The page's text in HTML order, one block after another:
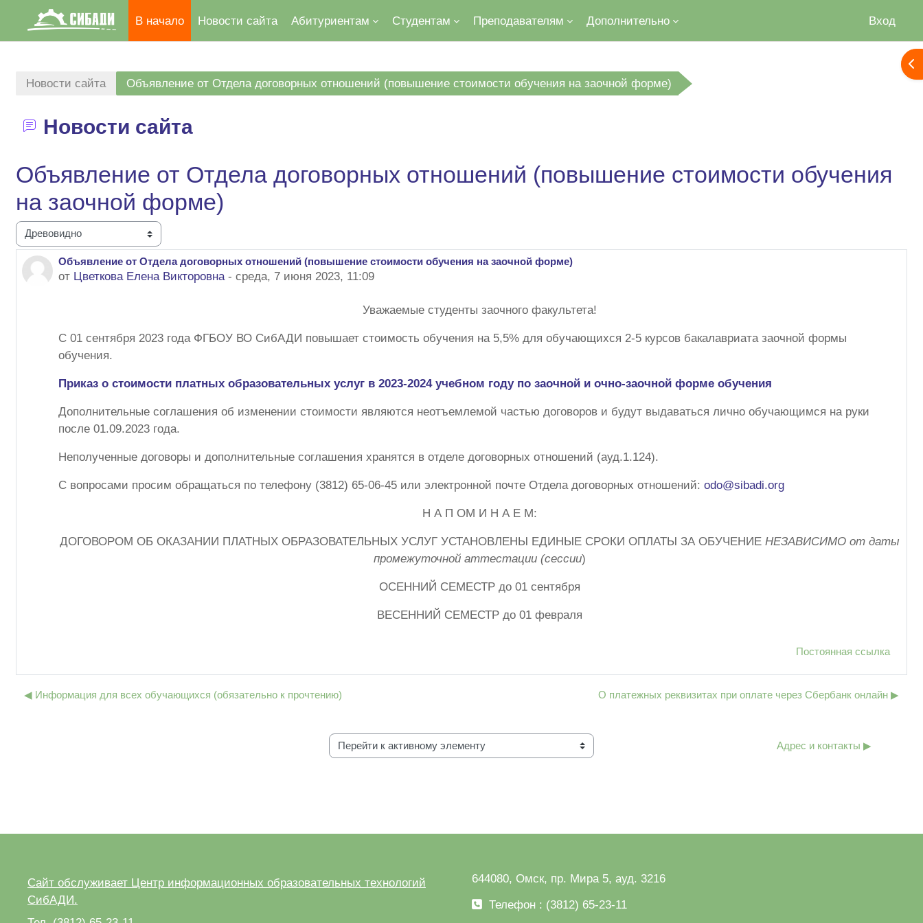
В начало Новости сайта Абитуриентам Студентам Преподавателям Дополнительно Вход
Новости сайта Объявление от Отдела договорных отношений (повышение стоимости обучения на заочной форме)
Новости сайта
Объявление от Отдела договорных отношений (повышение стоимости обучения
на заочной форме)
Режим отображения
Объявление от Отдела договорных отношений (повышение стоимости обучения на заочной форме)
от Цветкова Елена Викторовна - среда, 7 июня 2023, 11:09
Количество ответов: 0
Уважаемые студенты заочного факультета!
С 01 сентября 2023 года ФГБОУ ВО СибАДИ повышает стоимость обучения на 5,5% для обучающихся 2-5 курсов бакалавриата заочной формы
обучения.
Приказ о стоимости платных образовательных услуг в 2023-2024 учебном году по заочной и очно-заочной форме обучения
Дополнительные соглашения об изменении стоимости являются неотъемлемой частью договоров и будут выдаваться лично обучающимся на руки
после 01.09.2023 года.
Неполученные договоры и дополнительные соглашения хранятся в отделе договорных отношений (ауд.1.124).
С вопросами просим обращаться по телефону (3812) 65-06-45 или электронной почте Отдела договорных отношений: odo@sibadi.org
Н А П ОМ И Н А Е М:
ДОГОВОРОМ ОБ ОКАЗАНИИ ПЛАТНЫХ ОБРАЗОВАТЕЛЬНЫХ УСЛУГ УСТАНОВЛЕНЫ ЕДИНЫЕ СРОКИ ОПЛАТЫ ЗА ОБУЧЕНИЕ НЕЗАВИСИМО от даты
промежуточной аттестации (сессии)
ОСЕННИЙ СЕМЕСТР до 01 сентября
ВЕСЕННИЙ СЕМЕСТР до 01 февраля
Постоянная ссылка
◀︎ Информация для всех обучающихся (обязательно к прочтению) О платежных реквизитах при оплате через Сбербанк онлайн ▶︎
Перейти к активному элементу
Адрес и контакты ▶︎
Сайт обслуживает Центр информационных образовательных технологий
СибАДИ.
644080, Омск, пр. Мира 5, ауд. 3216
Телефон : (3812) 65-23-11